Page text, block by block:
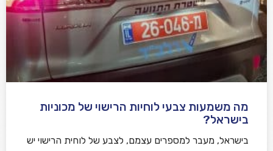
מה משמעות צבעי לוחיות הרישוי של מכוניות
בישראל?
בישראל, מעבר למספרים עצמם, לצבע של לוחית הרישוי יש